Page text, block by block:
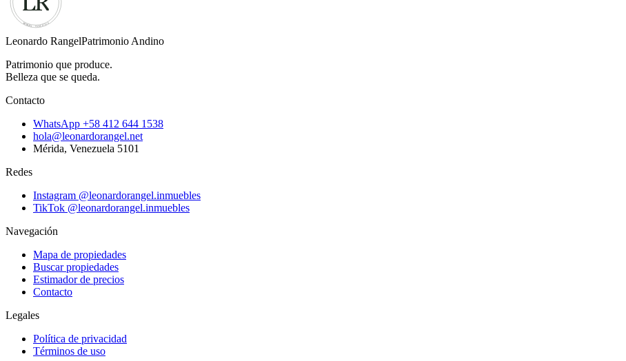
Leonardo RangelPatrimonio Andino
Patrimonio que produce.
Belleza que se queda.
Contacto
WhatsApp +58 412 644 1538
hola@leonardorangel.net
Mérida, Venezuela 5101
Redes
Instagram @leonardorangel.inmuebles
TikTok @leonardorangel.inmuebles
Navegación
Mapa de propiedades
Buscar propiedades
Estimador de precios
Contacto
Legales
Política de privacidad
Términos de uso